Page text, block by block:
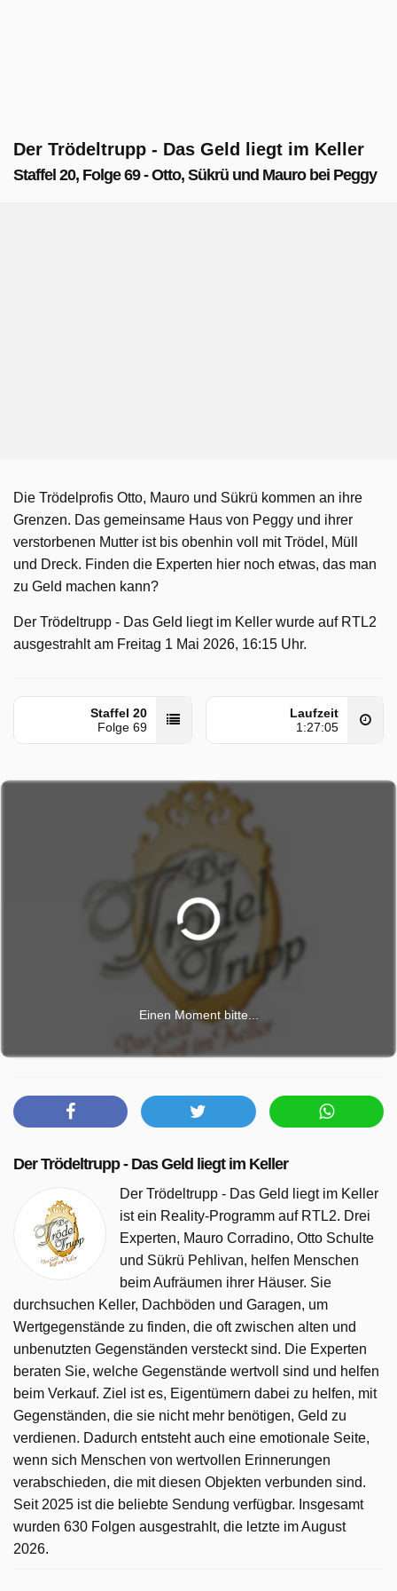
Der Trödeltrupp - Das Geld liegt im Keller
Staffel 20, Folge 69 - Otto, Sükrü und Mauro bei Peggy
Die Trödelprofis Otto, Mauro und Sükrü kommen an ihre
Grenzen. Das gemeinsame Haus von Peggy und ihrer
verstorbenen Mutter ist bis obenhin voll mit Trödel, Müll
und Dreck. Finden die Experten hier noch etwas, das man
zu Geld machen kann?
Der Trödeltrupp - Das Geld liegt im Keller wurde auf RTL2
ausgestrahlt am Freitag 1 Mai 2026, 16:15 Uhr.
Staffel 20
Folge 69
Laufzeit
1:27:05
Einen Moment bitte...
Der Trödeltrupp - Das Geld liegt im Keller
Der Trödeltrupp - Das Geld liegt im Keller
ist ein Reality-Programm auf RTL2. Drei
Experten, Mauro Corradino, Otto Schulte
und Sükrü Pehlivan, helfen Menschen
beim Aufräumen ihrer Häuser. Sie
durchsuchen Keller, Dachböden und Garagen, um
Wertgegenstände zu finden, die oft zwischen alten und
unbenutzten Gegenständen versteckt sind. Die Experten
beraten Sie, welche Gegenstände wertvoll sind und helfen
beim Verkauf. Ziel ist es, Eigentümern dabei zu helfen, mit
Gegenständen, die sie nicht mehr benötigen, Geld zu
verdienen. Dadurch entsteht auch eine emotionale Seite,
wenn sich Menschen von wertvollen Erinnerungen
verabschieden, die mit diesen Objekten verbunden sind.
Seit 2025 ist die beliebte Sendung verfügbar. Insgesamt
wurden 630 Folgen ausgestrahlt, die letzte im August
2026.